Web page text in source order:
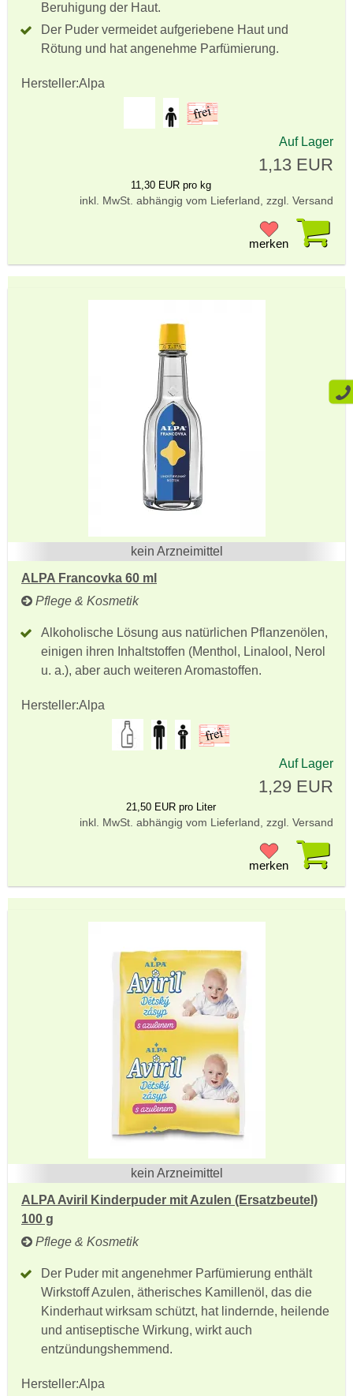
Beruhigung der Haut.
Der Puder vermeidet aufgeriebene Haut und
Rötung und hat angenehme Parfümierung.
Hersteller:Alpa
Auf Lager
1,13 EUR
11,30 EUR pro kg
inkl. MwSt. abhängig vom Lieferland, zzgl. Versand
merken
kein Arzneimittel
ALPA Francovka 60 ml
Pflege & Kosmetik
Alkoholische Lösung aus natürlichen Pflanzenölen,
einigen ihren Inhaltstoffen (Menthol, Linalool, Nerol
u. a.), aber auch weiteren Aromastoffen.
Hersteller:Alpa
Auf Lager
1,29 EUR
21,50 EUR pro Liter
inkl. MwSt. abhängig vom Lieferland, zzgl. Versand
merken
kein Arzneimittel
ALPA Aviril Kinderpuder mit Azulen (Ersatzbeutel)
100 g
Pflege & Kosmetik
Der Puder mit angenehmer Parfümierung enthält
Wirkstoff Azulen, ätherisches Kamillenöl, das die
Kinderhaut wirksam schützt, hat lindernde, heilende
und antiseptische Wirkung, wirkt auch
entzündungshemmend.
Hersteller:Alpa